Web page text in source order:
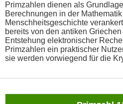
Primzahlen dienen als
Berechnungen in der
Menschheitsgeschichte
bereits von den antiken
Entstehung elektronischer
Primzahlen ein praktischer
sie werden vorwiegend für die